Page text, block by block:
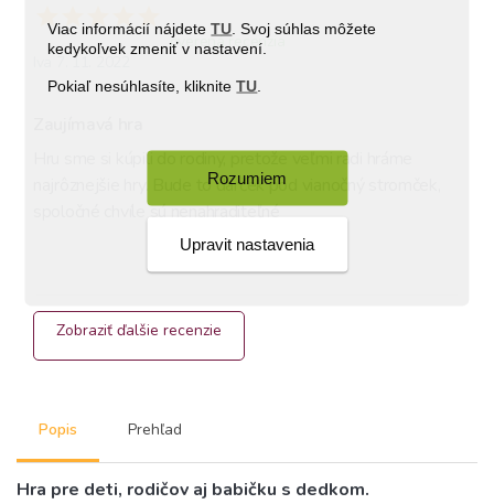
Viac informácií nájdete TU . Svoj súhlas môžete
kedykoľvek zmeniť v nastavení.
Pokiaľ nesúhlasíte, klikniteTU
Rozumiem
Upravit nastavenia
Popis Prehľad
Hra pre deti, rodičov aj babičku s dedkom.
overená recenzia
Iva 7. 11. 2022
Hru sme si kúpili do rodiny, pretože veľmi radi hráme
najrôznejšie hry. Bude to darček pod vianočný stromček,
spoločné chvíle sú nenahraditeľné
Zobraziť ďalšie recenzie